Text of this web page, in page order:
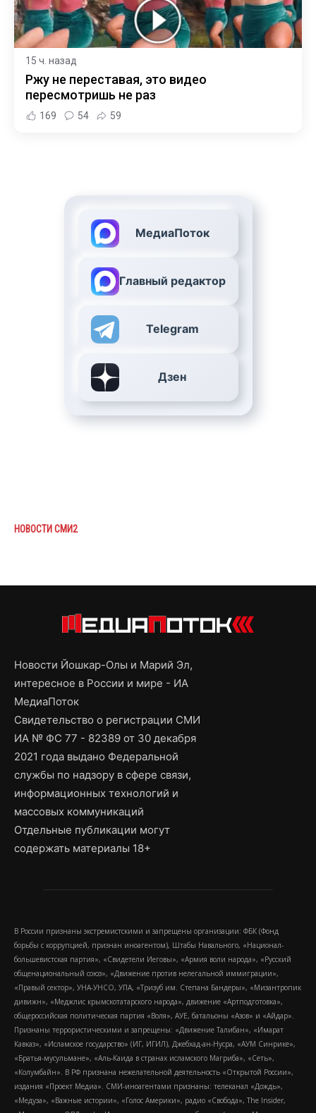
15 ч. назад
Ржу не переставая, это видео
пересмотришь не раз
169 54 59
МедиаПоток
Главный редактор
Telegram
Дзен
НОВОСТИ СМИ2
Новости Йошкар-Олы и Марий Эл,
интересное в России и мире - ИА
МедиаПоток
Свидетельство о регистрации СМИ
ИА № ФС 77 - 82389 от 30 декабря
2021 года выдано Федеральной
службы по надзору в сфере связи,
информационных технологий и
массовых коммуникаций
Отдельные публикации могут
содержать материалы 18+
В России признаны экстремистскими и запрещены организации: ФБК (Фонд
борьбы с коррупцией, признан иноагентом), Штабы Навального, «Национал-
большевистская партия», «Свидетели Иеговы», «Армия воли народа», «Русский
общенациональный союз», «Движение против нелегальной иммиграции»,
«Правый сектор», УНА-УНСО, УПА, «Тризуб им. Степана Бандеры», «Мизантропик
дивижн», «Меджлис крымскотатарского народа», движение «Артподготовка»,
общероссийская политическая партия «Воля», АУЕ, батальоны «Азов» и «Айдар».
Признаны террористическими и запрещены: «Движение Талибан», «Имарат
Кавказ», «Исламское государство» (ИГ, ИГИЛ), Джебхад-ан-Нусра, «АУМ Синрике»,
«Братья-мусульмане», «Аль-Каида в странах исламского Магриба», «Сеть»,
«Колумбайн». В РФ признана нежелательной деятельность «Открытой России»,
издания «Проект Медиа». СМИ-иноагентами признаны: телеканал «Дождь»,
«Медуза», «Важные истории», «Голос Америки», радио «Свобода», The Insider,